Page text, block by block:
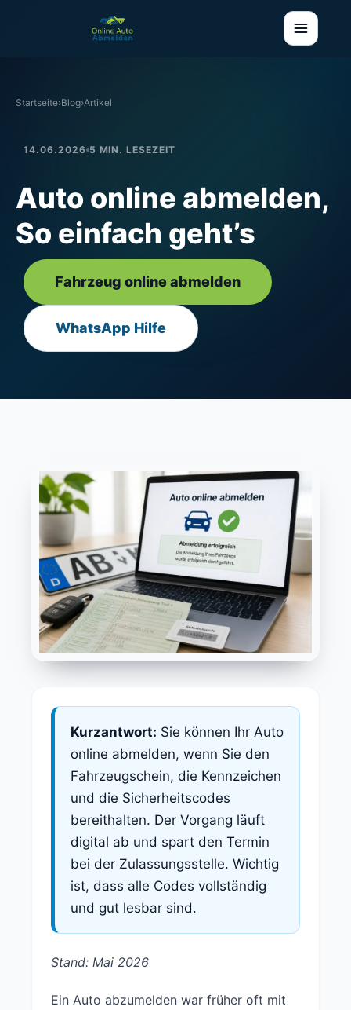
Startseite›Blog›Artikel
14.06.2026 5 MIN. LESEZEIT
Auto online abmelden,
So einfach geht’s
Fahrzeug online abmelden
WhatsApp Hilfe
Kurzantwort: Sie können Ihr Auto
online abmelden, wenn Sie den
Fahrzeugschein, die Kennzeichen
und die Sicherheitscodes
bereithalten. Der Vorgang läuft
digital ab und spart den Termin
bei der Zulassungsstelle. Wichtig
ist, dass alle Codes vollständig
und gut lesbar sind.
Stand: Mai 2026
Ein Auto abzumelden war früher oft mit